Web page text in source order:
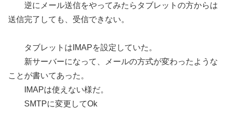
逆にメール送信をやってみたらタブレットの方からは
送信完了しても、受信できない。
タブレットはIMAPを設定していた。
新サーバーになって、メールの方式が変わったような
ことが書いてあった。
IMAPは使えない様だ。
SMTPに変更してOk